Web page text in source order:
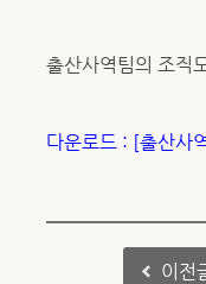
출산사역팀의 조직
다운로드 : [출산사
이전